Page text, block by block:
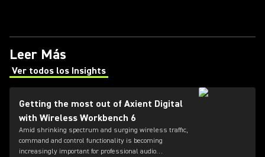
Leer Más
Ver todos los Insights
(Opens in a new tab)
Getting the most out of Axient Digital
with Wireless Workbench 6
Amid shrinking spectrum and surging wireless traffic,
command and control functionality is becoming
increasingly important for professional audio